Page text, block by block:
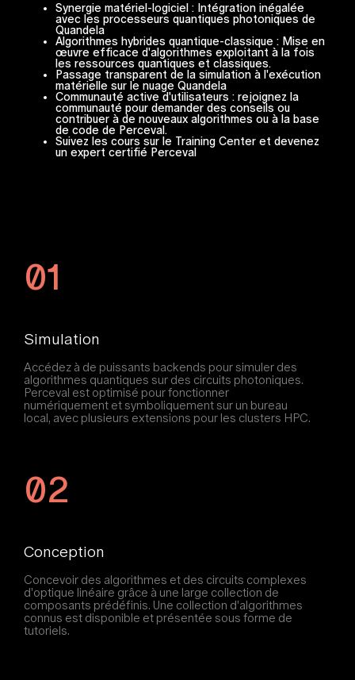
Synergie matériel-logiciel : Intégration inégalée
avec les processeurs quantiques photoniques de
Quandela
Algorithmes hybrides quantique-classique : Mise en
œuvre efficace d'algorithmes exploitant à la fois
les ressources quantiques et classiques.
Passage transparent de la simulation à l'exécution
matérielle sur le nuage Quandela
Communauté active d'utilisateurs : rejoignez la
communauté pour demander des conseils ou
contribuer à de nouveaux algorithmes ou à la base
de code de Perceval.
Suivez les cours sur le Training Center et devenez
un expert certifié Perceval
01
Simulation
Accédez à de puissants backends pour simuler des
algorithmes quantiques sur des circuits photoniques.
Perceval est optimisé pour fonctionner
numériquement et symboliquement sur un bureau
local, avec plusieurs extensions pour les clusters HPC.
02
Conception
Concevoir des algorithmes et des circuits complexes
d'optique linéaire grâce à une large collection de
composants prédéfinis. Une collection d'algorithmes
connus est disponible et présentée sous forme de
tutoriels.